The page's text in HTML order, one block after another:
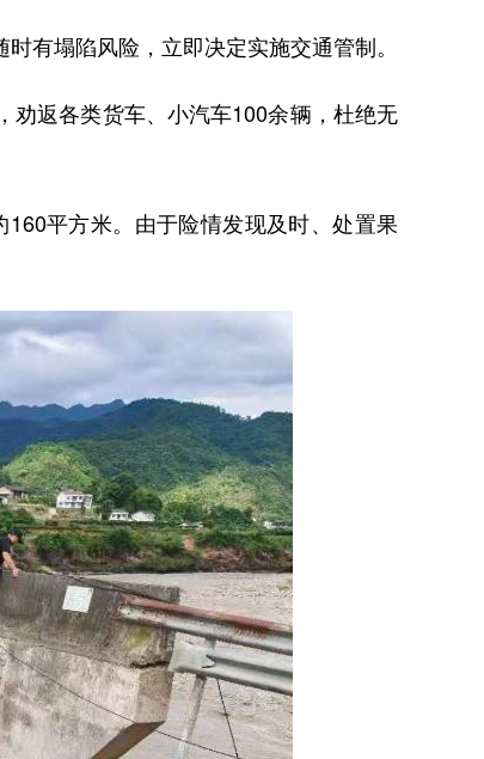
有塌陷风险，立即决定实施交通管制。
返各类货车、小汽车100余辆，杜绝无
平方米。由于险情发现及时、处置果